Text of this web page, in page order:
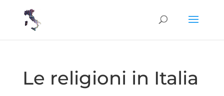
Le religioni in Italia